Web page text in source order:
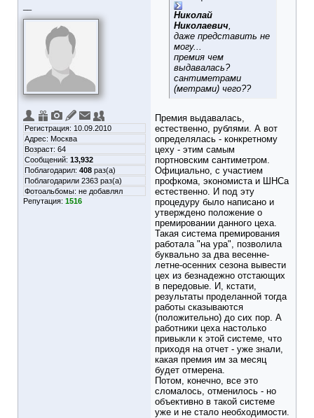
Регистрация: 10.09.2010
Адрес: Москва
Возраст: 64
Сообщений: 13,932
Поблагодарил: 408 раз(а)
Поблагодарили 2363 раз(а)
Фотоальбомы: не добавлял
Репутация: 1516
Николай
Николаевич,
даже представить не
могу...
премия чем
выдавалась?
сантиметрами
(метрами) чего??
Премия выдавалась,
естественно, рублями. А вот
определялась - конкретному
цеху - этим самым
портновским сантиметром.
Официально, с участием
профкома, экономиста и ШНСа
естественно. И под эту
процедуру было написано и
утверждено положение о
премировании данного цеха.
Такая система премирования
работала "на ура", позволила
буквально за два весенне-
летне-осенних сезона вывести
цех из безнадежно отстающих
в передовые. И, кстати,
результаты проделанной тогда
работы сказываются
(положительно) до сих пор. А
работники цеха настолько
привыкли к этой системе, что
приходя на отчет - уже знали,
какая премия им за месяц
будет отмерена.
Потом, конечно, все это
сломалось, отменилось - но
объективно в такой системе
уже и не стало необходимости.